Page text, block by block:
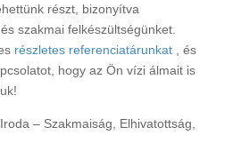
részt, bizonyítva
szakmai felkészültségünket.
részletes referenciatárunkat
, és
hogy az Ön vízi álmait is
– Szakmaiság, Elhivatottság,